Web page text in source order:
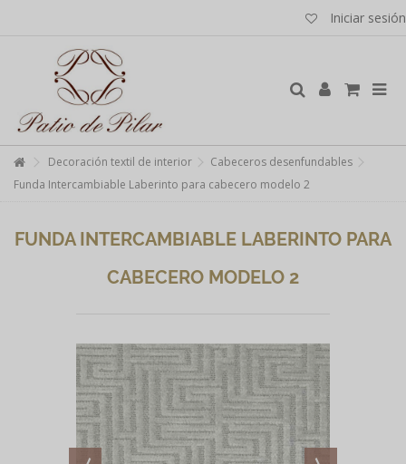
Iniciar sesión
Decoración textil de interior
Cabeceros desenfundables
Funda Intercambiable Laberinto para cabecero modelo 2
FUNDA INTERCAMBIABLE LABERINTO PARA
CABECERO MODELO 2